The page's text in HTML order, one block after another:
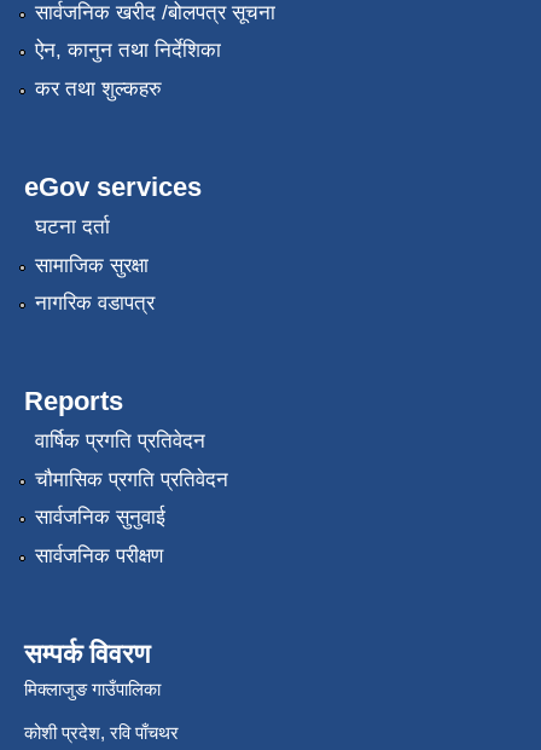
सार्वजनिक खरीद /बोलपत्र सूचना
ऐन, कानुन तथा निर्देशिका
कर तथा शुल्कहरु
eGov services
घटना दर्ता
सामाजिक सुरक्षा
नागरिक वडापत्र
Reports
वार्षिक प्रगति प्रतिवेदन
चौमासिक प्रगति प्रतिवेदन
सार्वजनिक सुनुवाई
सार्वजनिक परीक्षण
सम्पर्क विवरण
मिक्लाजुङ गाउँपालिका
कोशी प्रदेश, रवि पाँचथर